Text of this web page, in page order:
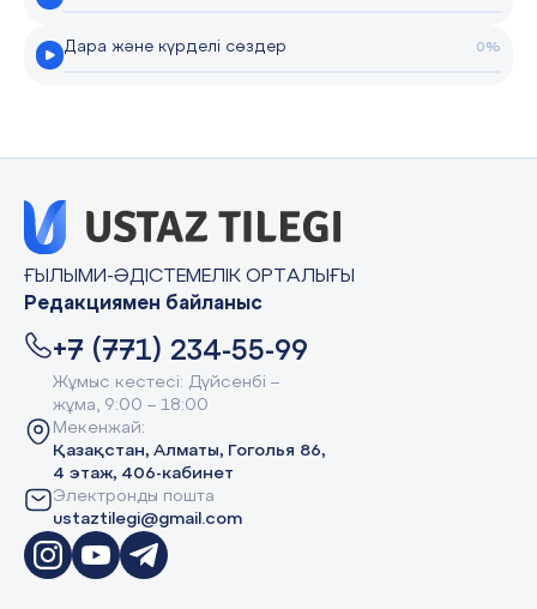
Дара және күрделі сөздер 0%
ҒЫЛЫМИ-ӘДІСТЕМЕЛІК ОРТАЛЫҒЫ
Редакциямен байланыс
+7 (771) 234-55-99
Жұмыс кестесі: Дүйсенбі –
жұма, 9:00 – 18:00
Мекенжай:
Қазақстан, Алматы, Гоголья 86,
4 этаж, 406-кабинет
Электронды пошта
ustaztilegi@gmail.com